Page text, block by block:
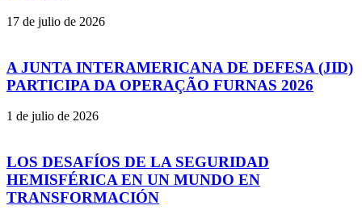
17 de julio de 2026
A JUNTA INTERAMERICANA DE DEFESA (JID)
PARTICIPA DA OPERAÇÃO FURNAS 2026
1 de julio de 2026
LOS DESAFÍOS DE LA SEGURIDAD
HEMISFÉRICA EN UN MUNDO EN
TRANSFORMACIÓN